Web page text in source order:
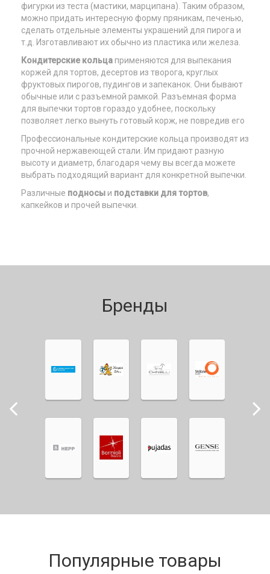
фигурки из теста (мастики, марципана). Таким образом,
можно придать интересную форму пряникам, печенью,
сделать отдельные элементы украшений для пирога и
т.д. Изготавливают их обычно из пластика или железа.
Кондитерские кольца применяются для выпекания
коржей для тортов, десертов из творога, круглых
фруктовых пирогов, пудингов и запеканок. Они бывают
обычные или с разъемной рамкой. Разъемная форма
для выпечки тортов гораздо удобнее, поскольку
позволяет легко вынуть готовый корж, не повредив его
Профессиональные кондитерские кольца производят из
прочной нержавеющей стали. Им придают разную
высоту и диаметр, благодаря чему вы всегда можете
выбрать подходящий вариант для конкретной выпечки.
Различные подносы и подставки для тортов,
капкейков и прочей выпечки.
Бренды
Популярные товары